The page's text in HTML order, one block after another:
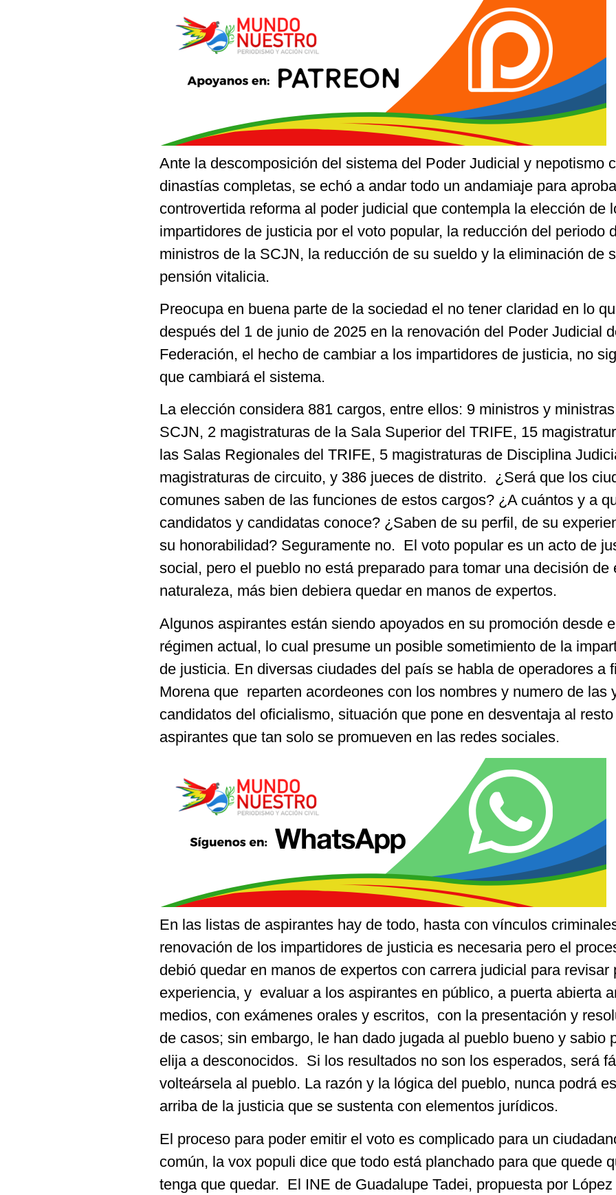
Ante la descomposición del sistema del Poder Judicial y nepotismo
dinastías completas, se echó a andar todo un andamiaje para
controvertida reforma al poder judicial que contempla la elección de
impartidores de justicia por el voto popular, la reducción del periodo
ministros de la SCJN, la reducción de su sueldo y la eliminación de
pensión vitalicia.
Preocupa en buena parte de la sociedad el no tener claridad en lo
después del 1 de junio de 2025 en la renovación del Poder Judicial
Federación, el hecho de cambiar a los impartidores de justicia, no
que cambiará el sistema.
La elección considera 881 cargos, entre ellos: 9 ministros y
SCJN, 2 magistraturas de la Sala Superior del TRIFE, 15
las Salas Regionales del TRIFE, 5 magistraturas de Disciplina
magistraturas de circuito, y 386 jueces de distrito. ¿Será que los
comunes saben de las funciones de estos cargos? ¿A cuántos y a
candidatos y candidatas conoce? ¿Saben de su perfil, de su
su honorabilidad? Seguramente no. El voto popular es un acto de
social, pero el pueblo no está preparado para tomar una decisión de
naturaleza, más bien debiera quedar en manos de expertos.
Algunos aspirantes están siendo apoyados en su promoción desde
régimen actual, lo cual presume un posible sometimiento de la
de justicia. En diversas ciudades del país se habla de operadores a
Morena que reparten acordeones con los nombres y numero de las
candidatos del oficialismo, situación que pone en desventaja al
aspirantes que tan solo se promueven en las redes sociales.
En las listas de aspirantes hay de todo, hasta con vínculos
renovación de los impartidores de justicia es necesaria pero el
debió quedar en manos de expertos con carrera judicial para revisar
experiencia, y evaluar a los aspirantes en público, a puerta abierta
medios, con exámenes orales y escritos, con la presentación y
de casos; sin embargo, le han dado jugada al pueblo bueno y sabio
elija a desconocidos. Si los resultados no son los esperados, será
volteársela al pueblo. La razón y la lógica del pueblo, nunca podrá
arriba de la justicia que se sustenta con elementos jurídicos.
El proceso para poder emitir el voto es complicado para un
común, la vox populi dice que todo está planchado para que quede
tenga que quedar. El INE de Guadalupe Tadei, propuesta por López